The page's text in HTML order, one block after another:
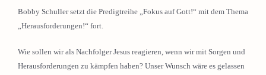
Bobby Schuller setzt die Predigtreihe „Fokus auf Gott!“ mit dem Thema
„Herausforderungen!“ fort.
Wie sollen wir als Nachfolger Jesus reagieren, wenn wir mit Sorgen und
Herausforderungen zu kämpfen haben? Unser Wunsch wäre es gelassen